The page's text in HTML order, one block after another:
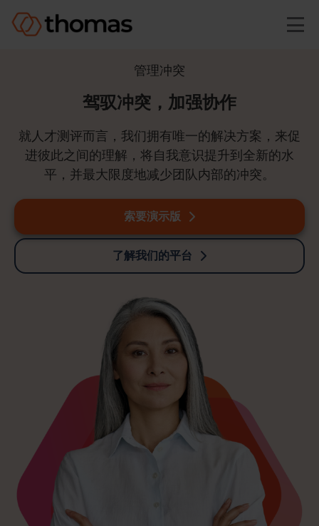
管理冲突
驾驭冲突，加强协作
就人才测评而言，我们拥有唯一的解决方案，来促
进彼此之间的理解，将自我意识提升到全新的水
平，并最大限度地减少团队内部的冲突。
索要演示版
了解我们的平台